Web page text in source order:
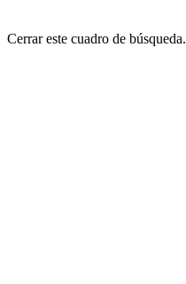
Cerrar este cuadro de búsqueda.